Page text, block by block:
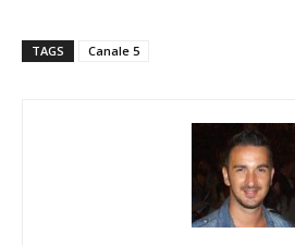
TAGS Canale 5